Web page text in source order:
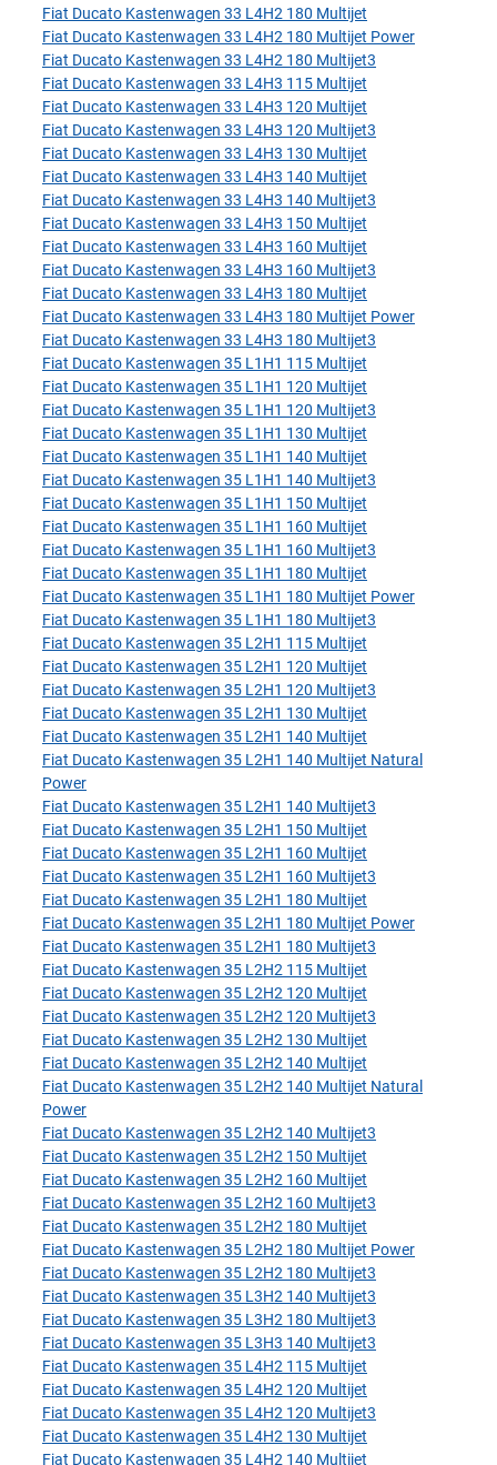
Fiat Ducato Kastenwagen 33 L4H2 180 Multijet
Fiat Ducato Kastenwagen 33 L4H2 180 Multijet Power
Fiat Ducato Kastenwagen 33 L4H2 180 Multijet3
Fiat Ducato Kastenwagen 33 L4H3 115 Multijet
Fiat Ducato Kastenwagen 33 L4H3 120 Multijet
Fiat Ducato Kastenwagen 33 L4H3 120 Multijet3
Fiat Ducato Kastenwagen 33 L4H3 130 Multijet
Fiat Ducato Kastenwagen 33 L4H3 140 Multijet
Fiat Ducato Kastenwagen 33 L4H3 140 Multijet3
Fiat Ducato Kastenwagen 33 L4H3 150 Multijet
Fiat Ducato Kastenwagen 33 L4H3 160 Multijet
Fiat Ducato Kastenwagen 33 L4H3 160 Multijet3
Fiat Ducato Kastenwagen 33 L4H3 180 Multijet
Fiat Ducato Kastenwagen 33 L4H3 180 Multijet Power
Fiat Ducato Kastenwagen 33 L4H3 180 Multijet3
Fiat Ducato Kastenwagen 35 L1H1 115 Multijet
Fiat Ducato Kastenwagen 35 L1H1 120 Multijet
Fiat Ducato Kastenwagen 35 L1H1 120 Multijet3
Fiat Ducato Kastenwagen 35 L1H1 130 Multijet
Fiat Ducato Kastenwagen 35 L1H1 140 Multijet
Fiat Ducato Kastenwagen 35 L1H1 140 Multijet3
Fiat Ducato Kastenwagen 35 L1H1 150 Multijet
Fiat Ducato Kastenwagen 35 L1H1 160 Multijet
Fiat Ducato Kastenwagen 35 L1H1 160 Multijet3
Fiat Ducato Kastenwagen 35 L1H1 180 Multijet
Fiat Ducato Kastenwagen 35 L1H1 180 Multijet Power
Fiat Ducato Kastenwagen 35 L1H1 180 Multijet3
Fiat Ducato Kastenwagen 35 L2H1 115 Multijet
Fiat Ducato Kastenwagen 35 L2H1 120 Multijet
Fiat Ducato Kastenwagen 35 L2H1 120 Multijet3
Fiat Ducato Kastenwagen 35 L2H1 130 Multijet
Fiat Ducato Kastenwagen 35 L2H1 140 Multijet
Fiat Ducato Kastenwagen 35 L2H1 140 Multijet Natural
Power
Fiat Ducato Kastenwagen 35 L2H1 140 Multijet3
Fiat Ducato Kastenwagen 35 L2H1 150 Multijet
Fiat Ducato Kastenwagen 35 L2H1 160 Multijet
Fiat Ducato Kastenwagen 35 L2H1 160 Multijet3
Fiat Ducato Kastenwagen 35 L2H1 180 Multijet
Fiat Ducato Kastenwagen 35 L2H1 180 Multijet Power
Fiat Ducato Kastenwagen 35 L2H1 180 Multijet3
Fiat Ducato Kastenwagen 35 L2H2 115 Multijet
Fiat Ducato Kastenwagen 35 L2H2 120 Multijet
Fiat Ducato Kastenwagen 35 L2H2 120 Multijet3
Fiat Ducato Kastenwagen 35 L2H2 130 Multijet
Fiat Ducato Kastenwagen 35 L2H2 140 Multijet
Fiat Ducato Kastenwagen 35 L2H2 140 Multijet Natural
Power
Fiat Ducato Kastenwagen 35 L2H2 140 Multijet3
Fiat Ducato Kastenwagen 35 L2H2 150 Multijet
Fiat Ducato Kastenwagen 35 L2H2 160 Multijet
Fiat Ducato Kastenwagen 35 L2H2 160 Multijet3
Fiat Ducato Kastenwagen 35 L2H2 180 Multijet
Fiat Ducato Kastenwagen 35 L2H2 180 Multijet Power
Fiat Ducato Kastenwagen 35 L2H2 180 Multijet3
Fiat Ducato Kastenwagen 35 L3H2 140 Multijet3
Fiat Ducato Kastenwagen 35 L3H2 180 Multijet3
Fiat Ducato Kastenwagen 35 L3H3 140 Multijet3
Fiat Ducato Kastenwagen 35 L4H2 115 Multijet
Fiat Ducato Kastenwagen 35 L4H2 120 Multijet
Fiat Ducato Kastenwagen 35 L4H2 120 Multijet3
Fiat Ducato Kastenwagen 35 L4H2 130 Multijet
Fiat Ducato Kastenwagen 35 L4H2 140 Multijet